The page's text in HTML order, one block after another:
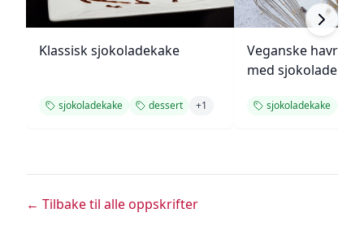
Klassisk sjokoladekake
sjokoladekake dessert +1
Veganske
med sjokolade
sjokoladekake
← Tilbake til alle oppskrifter